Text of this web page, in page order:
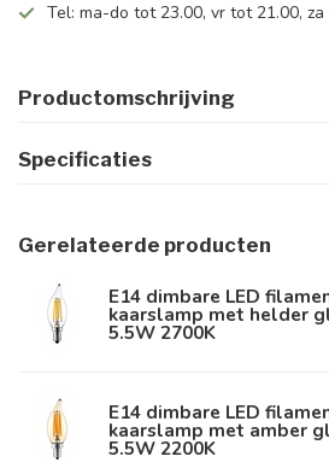
Tel: ma-do tot 23.00, vr tot 21.00,
Productomschrijving
Specificaties
Gerelateerde producten
E14 dimbare LED
kaarslamp met helder
5.5W 2700K
E14 dimbare LED
kaarslamp met amber
5.5W 2200K